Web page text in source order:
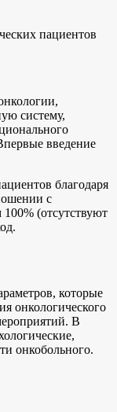
пациентов
систему,
введение
благодаря
с
(отсутствуют
которые
онкологического
В
онкобольного.